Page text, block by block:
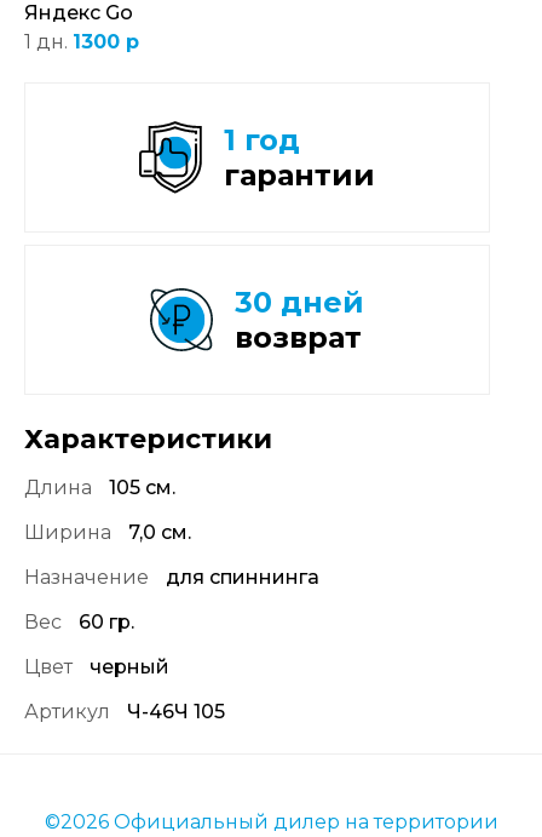
Яндекс Go
1 дн. 1300 р
Характеристики
Длина
105 см.
Ширина
7,0 см.
Назначение
для спиннинга
Вес
60 гр.
Цвет
черный
Артикул
Ч-46Ч 105
1 год
гарантии
30 дней
возврат
©2026 Официальный дилер на территории